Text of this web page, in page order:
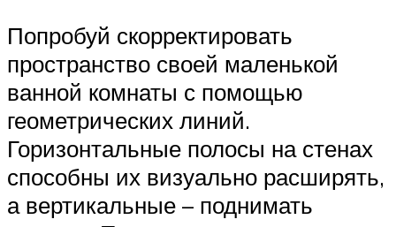
Попробуй скорректировать
пространство своей маленькой
ванной комнаты с помощью
геометрических линий.
Горизонтальные полосы на стенах
способны их визуально расширять,
а вертикальные – поднимать